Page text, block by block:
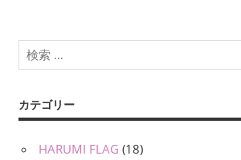
ン
カテゴリー
HARUMI FLAG (18)